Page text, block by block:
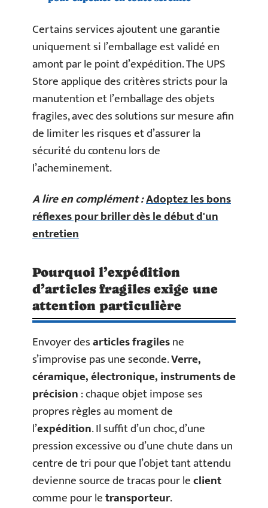
Certains services ajoutent une garantie
uniquement si l’emballage est validé en
amont par le point d’expédition. The UPS
Store applique des critères stricts pour la
manutention et l’emballage des objets
fragiles, avec des solutions sur mesure afin
de limiter les risques et d’assurer la
sécurité du contenu lors de
l’acheminement.
A lire en complément :Adoptez les bons
réflexes pour briller dès le début d'un
entretien
Pourquoi l’expédition
d’articles fragiles exige une
attention particulière
Envoyer desarticles fragilesne
s’improvise pas une seconde.Verre,
céramique, électronique, instruments de
précision: chaque objet impose ses
propres règles au moment de
l’expédition. Il suffit d’un choc, d’une
pression excessive ou d’une chute dans un
centre de tri pour que l’objet tant attendu
devienne source de tracas pour leclient
comme pour letransporteur.